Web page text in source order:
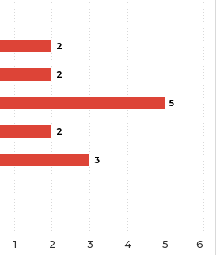
2
2
5
2
3
1 2 3 4 5 6